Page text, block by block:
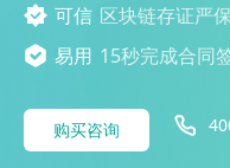
可信 区块链存证严
易用 15秒完成合同
购买咨询